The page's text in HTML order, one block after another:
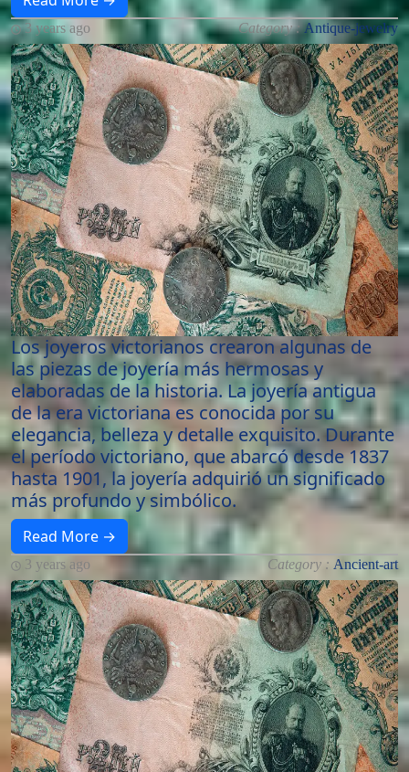
3 years ago Category :Antique-jewelry
Los joyeros victorianos crearon algunas de
las piezas de joyería más hermosas y
elaboradas de la historia. La joyería antigua
de la era victoriana es conocida por su
elegancia, belleza y detalle exquisito. Durante
el período victoriano, que abarcó desde 1837
hasta 1901, la joyería adquirió un significado
más profundo y simbólico.
Read More →
3 years ago Category : Ancient-art